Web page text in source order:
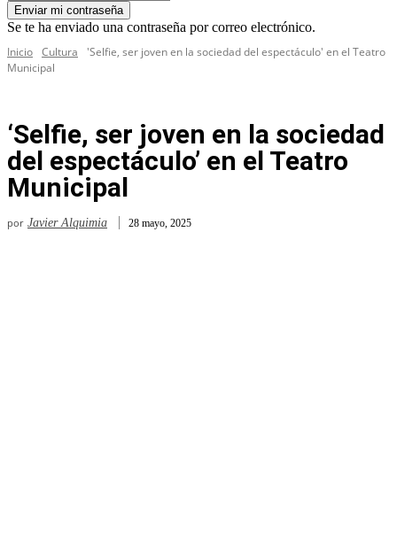
Se te ha enviado una contraseña por correo electrónico.
Inicio Cultura
'Selfie, ser joven en la sociedad del espectáculo' en el Teatro
Municipal
‘Selfie, ser joven en la sociedad
del espectáculo’ en el Teatro
Municipal
por Javier Alquimia 28 mayo, 2025